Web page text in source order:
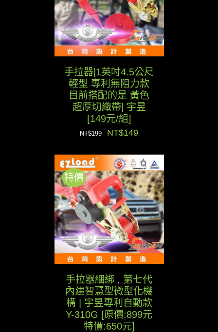
手拉器|1英吋4.5公尺
輕型 專利無阻力款
目前搭配的是 黃色
超厚切織帶| 宇昱
[149元/組]
NT$199
原
價
格：
NT$199。
NT$149目
價
格：
NT$149。
特價
手拉器綑綁 , 第七代
內建智慧型微型化機
構 | 宇昱專利自動款
Y-310G [原價:899元
特價:650元]